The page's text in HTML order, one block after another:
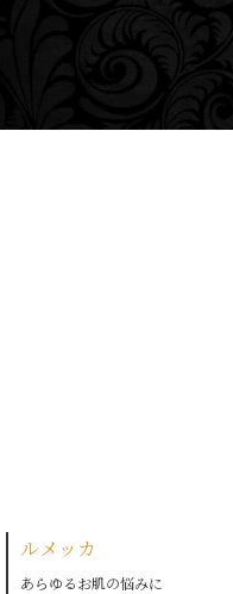
ルメッカ
あらゆるお肌の悩みに